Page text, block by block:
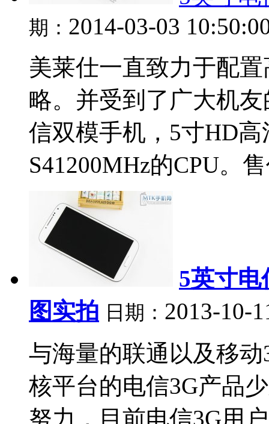
期： 2014-03-03
美莱仕一直致力于配
略。并受到了广大机
信双模手机，5寸HD
S41200MHz的CPU。
5英寸
图实拍 日期： 2013-10-
与海量的联通以及移
核平台的电信3G产品
努力，目前电信3G用